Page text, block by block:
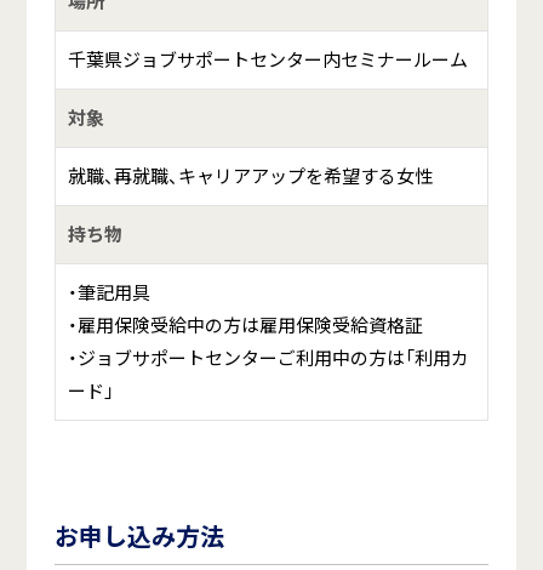
千葉県ジョブサポートセンター内セミナールーム
対象
就職、再就職、キャリアアップを希望する女性
持ち物
・筆記用具
・雇用保険受給中の方は雇用保険受給資格証
・ジョブサポートセンターご利用中の方は「利用カ
ード」
お申し込み方法